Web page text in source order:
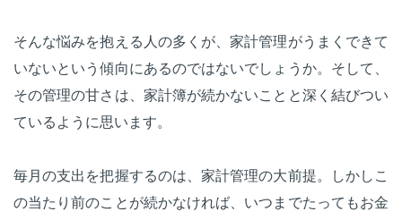
そんな悩みを抱える人の多くが、家計管理がうまくできて
いないという傾向にあるのではないでしょうか。そして、
その管理の甘さは、家計簿が続かないことと深く結びつい
ているように思います。
毎月の支出を把握するのは、家計管理の大前提。しかしこ
の当たり前のことが続かなければ、いつまでたってもお金